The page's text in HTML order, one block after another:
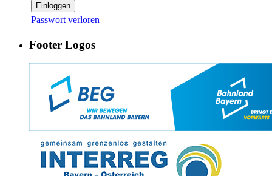
Einloggen
Passwort verloren
Footer Logos